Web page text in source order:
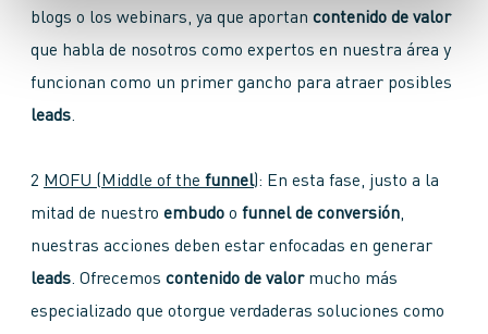
blogs o los webinars, ya que aportan contenido de valor
que habla de nosotros como expertos en nuestra área y
funcionan como un primer gancho para atraer posibles
leads.
2 MOFU (Middle of the funnel): En esta fase, justo a la
mitad de nuestro embudo o funnel de conversión,
nuestras acciones deben estar enfocadas en generar
leads. Ofrecemos contenido de valormucho más
especializado que otorgue verdaderas soluciones como